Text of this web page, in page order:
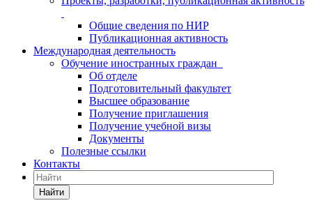
Общие сведения по НИР
Публикационная активность
Международная деятельность
Обучение иностранных граждан
Об отделе
Подготовительный факультет
Высшее образование
Получение приглашения
Получение учебной визы
Документы
Полезные ссылки
Контакты
Найти